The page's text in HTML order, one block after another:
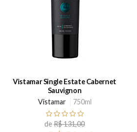
Vistamar Single Estate Cabernet
Sauvignon
Vistamar
750ml
deR$ 131,00